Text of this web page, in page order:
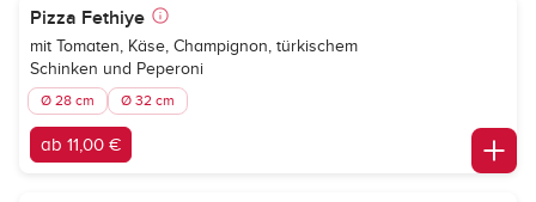
Pizza Fethiye
mit Tomaten, Käse, Champignon, türkischem
Schinken und Peperoni
Ø 28 cm Ø 32 cm
ab 11,00 €